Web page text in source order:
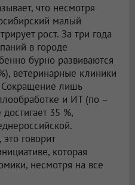
что несмотря
малый
рост. За три года
в городе
бурно развиваются
ветеринарные клиники
Сокращение лишь
и ИТ (по –
35 %,
говорит
которая
несмотря на все